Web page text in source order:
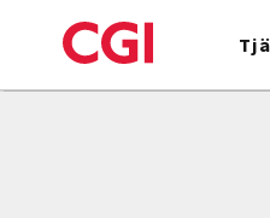
to